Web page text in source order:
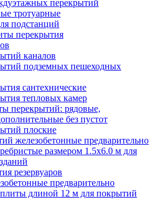
перекрытий
тротуарные
подстанций
перекрытия
каналов
подземных пешеходных
сантехнические
тепловых камер
перекрытий: рядовые,
без пустот
плоские
железобетонные предварительно
размером 1.5х6.0 м для
резервуаров
предварительно
длиной 12 м для покрытий